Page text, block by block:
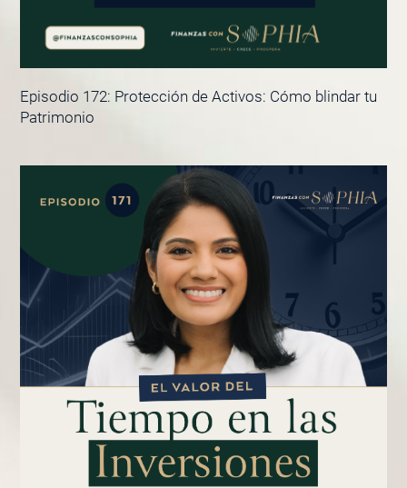
Episodio 172: Protección de Activos: Cómo blindar tu
Patrimonio